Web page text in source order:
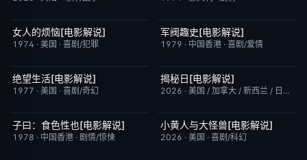
已完结
女人的烦恼[电影解说]
1974 · 美国 · 喜剧/犯罪
已完结
军阀趣史[电影解说]
1979 · 中国香港 · 喜剧/爱情
已完结
绝望生活[电影解说]
1977 · 美国 · 喜剧/奇幻
已完结
揭秘日[电影解说]
2026 · 美国 / 加拿大 / 新西兰 / 日本
已完结
子曰：食色性也[电影解说]
1978 · 中国香港 · 剧情/惊悚
已完结
小黄人与大怪兽[电影解说]
2026 · 美国 · 喜剧/科幻